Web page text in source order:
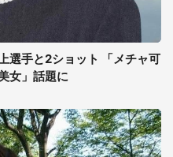
選手と2ショット 「メチャ可
女」話題に